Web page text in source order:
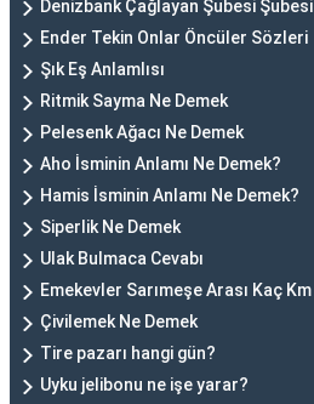
Denizbank Çağlayan Şubesi Şubesi
Ender Tekin Onlar Öncüler Sözleri
Şık Eş Anlamlısı
Ritmik Sayma Ne Demek
Pelesenk Ağacı Ne Demek
Aho İsminin Anlamı Ne Demek?
Hamis İsminin Anlamı Ne Demek?
Siperlik Ne Demek
Ulak Bulmaca Cevabı
Emekevler Sarımeşe Arası Kaç Km
Çivilemek Ne Demek
Tire pazarı hangi gün?
Uyku jelibonu ne işe yarar?